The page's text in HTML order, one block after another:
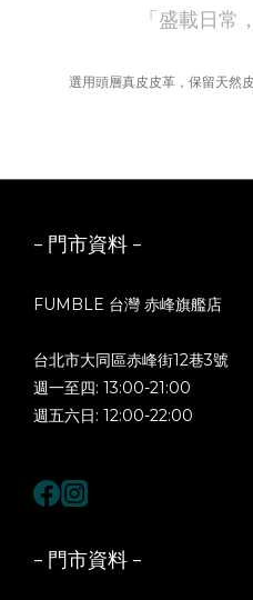
「盛載日常
選用頭層真皮皮革，保留天然
- 門市資料 -
FUMBLE 台灣 赤峰旗艦店
台北市大同區赤峰街12巷3號
週一至四: 13:00-21:00
週五六日: 12:00-22:00
- 門市資料 -